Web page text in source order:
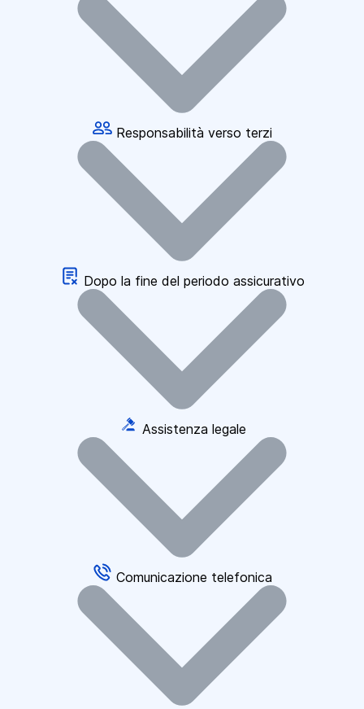
Responsabilità verso terzi
Dopo la fine del periodo assicurativo
Assistenza legale
Comunicazione telefonica